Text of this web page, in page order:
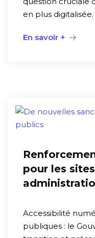
en plus digitalisée.
En savoir +
pour les
Accessibilité
publiques : le